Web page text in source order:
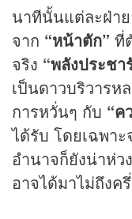
นาทีนั้นแต่ละฝ่า
จาก “หน้าตัก” ที่
จริง “พลังประชา
เป็นดาวบริวารห
การหวั่นๆ กับ “ค
ได้รับ โดยเฉพา
อำนาจก็ยังน่าห่ว
อาจได้มาไม่ถึงค